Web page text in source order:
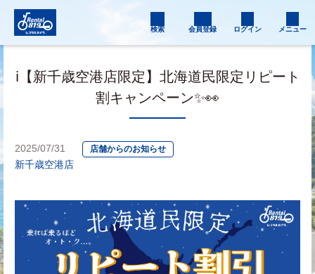
検索 会員登録 ログイン メニュー
ℹ️【新千歳空港店限定】北海道民限定リピート
割キャンペーン✨👀
2025/07/31 店舗からのお知らせ
新千歳空港店